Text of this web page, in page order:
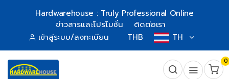
Hardwarehouse : Truly Professional Online
ข่าวสารและโปรโมชั่น
ติดต่อเรา
เข้าสู่ระบบ/ลงทะเบียน
THB TH
0